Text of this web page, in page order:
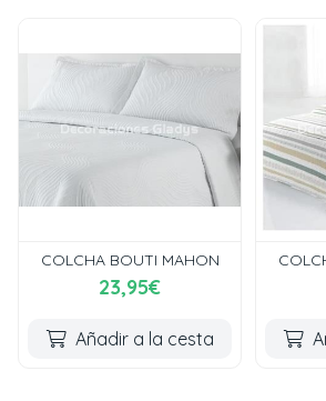
COLCHA BOUTI MAHON
23,95€
Añadir a la cesta